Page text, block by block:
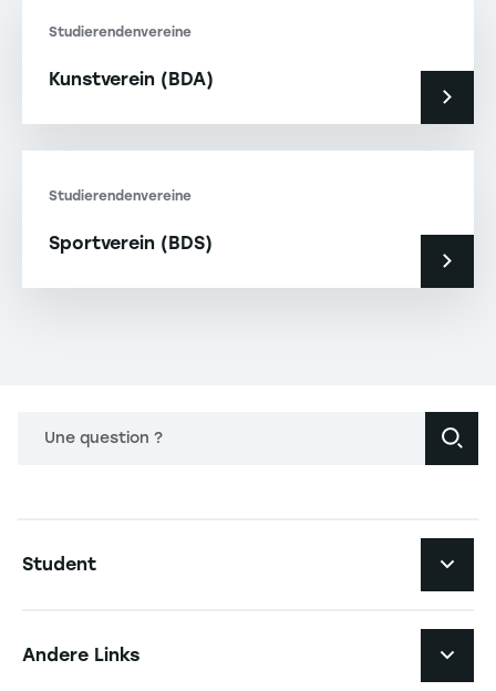
Studierendenvereine
Kunstverein (BDA)
Studierendenvereine
Sportverein (BDS)
Une question ?
Student
Andere Links